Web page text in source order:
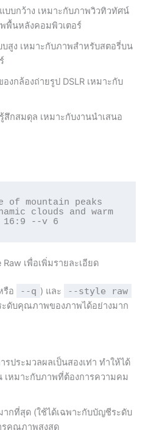
บกว้าง เหมาะกับภาพวิวทิวทัศน์
พื้นหลังคอมพิวเตอร์
สูง เหมาะกับภาพสำหรับสตอรี่บน
งกล้องถ่ายรูป DSLR เหมาะกับ
กสมดุล เหมาะกับงานนำเสนอ
of mountain peaks
clouds and warm
เพื่อเพิ่มรายละเอียด
รือ --q ) และ --style raw
ะดับคุณภาพของภาพได้อย่างมาก
รประมวลผลเป็นสองเท่า ทำให้ได้
หมาะกับภาพที่ต้องการความคม
ากที่สุด (ใช้ได้เฉพาะกับบัญชีระดับ
รคุณภาพสูงสุด